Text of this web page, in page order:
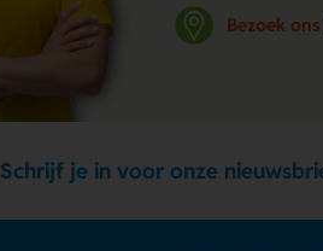
Bezoek ons
Schrijf je in voor onze